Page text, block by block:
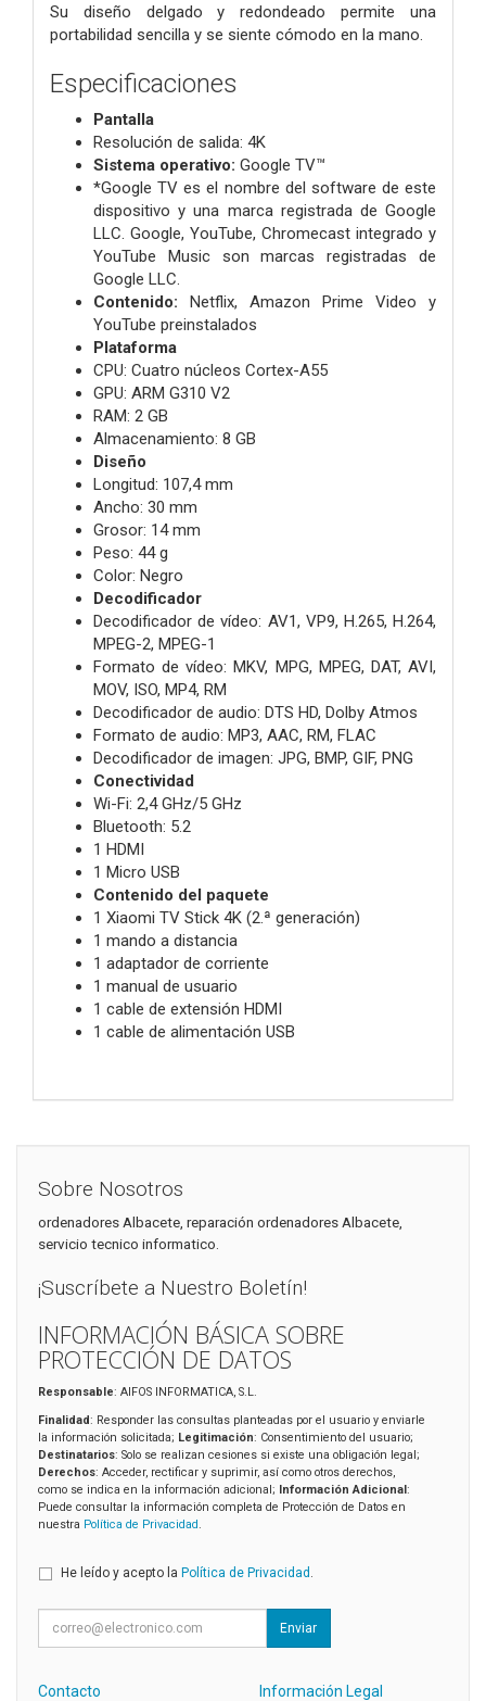
Su diseño delgado y redondeado permite una
portabilidad sencilla y se siente cómodo en la mano.
Especificaciones
Pantalla
Resolución de salida: 4K
Sistema operativo: Google TV™
*Google TV es el nombre del software de este
dispositivo y una marca registrada de Google
LLC. Google, YouTube, Chromecast integrado y
YouTube Music son marcas registradas de
Google LLC.
Contenido:
Netflix, Amazon Prime Video y
YouTube preinstalados
Plataforma
CPU: Cuatro núcleos Cortex-A55
GPU: ARM G310 V2
RAM: 2 GB
Almacenamiento: 8 GB
Diseño
Longitud: 107,4 mm
Ancho: 30 mm
Grosor: 14 mm
Peso: 44 g
Color: Negro
Decodificador
Decodificador de vídeo: AV1, VP9, H.265, H.264,
MPEG-2, MPEG-1
Formato de vídeo:MKV, MPG, MPEG, DAT, AVI,
MOV, ISO, MP4, RM
Decodificador de audio: DTS HD, Dolby Atmos
Formato de audio: MP3, AAC, RM, FLAC
Decodificador de imagen: JPG, BMP, GIF, PNG
Conectividad
Wi-Fi: 2,4 GHz/5 GHz
Bluetooth: 5.2
1 HDMI
1 Micro USB
Contenido del paquete
1 Xiaomi TV Stick 4K (2.ª generación)
1 mando a distancia
1 adaptador de corriente
1 manual de usuario
1 cable de extensión HDMI
1 cable de alimentación USB
Sobre Nosotros
ordenadores Albacete, reparación ordenadores Albacete,
servicio tecnico informatico.
¡Suscríbete a Nuestro Boletín!
INFORMACIÓN BÁSICA SOBRE
PROTECCIÓN DE DATOS
Responsable: AIFOS INFORMATICA, S.L.
Finalidad: Responder las consultas planteadas por el usuario y enviarle
la información solicitada; Legitimación: Consentimiento del usuario;
Destinatarios: Solo se realizan cesiones si existe una obligación legal;
Derechos: Acceder, rectificar y suprimir, así como otros derechos,
como se indica en la información adicional;
Información Adicional :
Puede consultar la información completa de Protección de Datos en
nuestra Política de Privacidad .
He leído y acepto la Política de Privacidad
Enviar
Contacto Información Legal